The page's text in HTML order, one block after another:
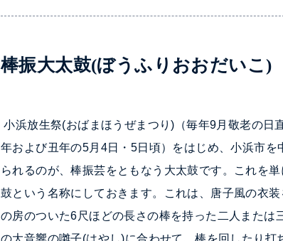
棒振大太鼓(ぼうふりおおだいこ)
小浜放生祭(おばまほうぜまつり)（毎年9月敬老の日
年および丑年の5月4日・5日頃）をはじめ、小浜市
られるのが、棒振芸をともなう大太鼓です。これを
鼓という名称にしておきます。これは、唐子風の衣
の房のついた6尺ほどの長さの棒を持った二人または
の大音響の囃子(はやし)に合わせて、棒を回したり